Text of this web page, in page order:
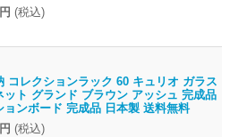
(税込)
コレクションラック 60 キュリオ ガラス
ット グランド ブラウン アッシュ 完成品
ョンボード 完成品 日本製 送料無料
(税込)